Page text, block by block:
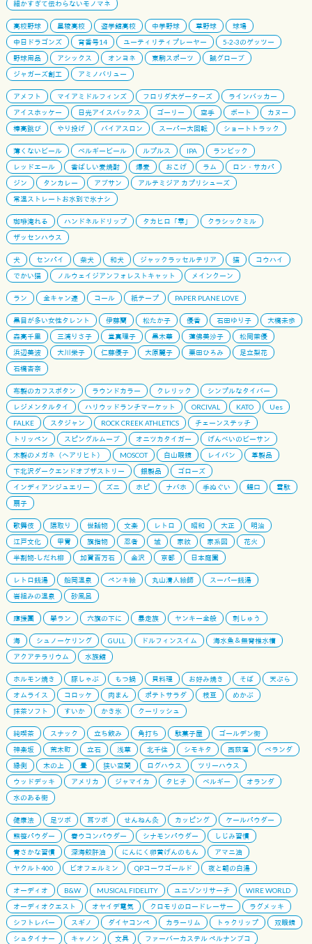
細かすぎて伝わらないモノマネ
高校野球 星稜高校 遊学館高校 中学野球 草野球
球場
中日ドラゴンズ
背番号14 ユーティリティプレーヤー
5-2-3のゲッツー
野球用品
アシックス オンヨネ 東駒スポーツ
誠グローブ
ジャガーズ創工
アミノバリュー
アメフト マイアミドルフィンズ フロリダ大ゲーターズ
ラインバッカー
アイスホッケー
日光アイスバックス ゴーリー 空手 ボート
カヌー
棒高跳び
やり投げ バイアスロン スーパー大回転 ショートトラック
薄くないビール ベルギービール ルプルス IPA
ランビック
レッドエール
香ばしい麦焼酎 爆麦 おこげ ラム
ロン・サカパ
ジン
タンカレー アブサン
アルテミジア カプリシューズ
常温ストレートお水別で氷ナシ
珈琲淹れる ハンドネルドリップ タカヒロ「雫」
クラシックミル
ザッセンハウス
犬 センパイ 柴犬 和犬 ジャックラッセルテリア 猫
コウハイ
でかい猫
ノルウェイジアンフォレストキャット メインクーン
ラン 全キャン連 コール 紙テープ PAPER PLANE LOVE
黒目が多い女性タレント 伊藤蘭 松たか子 優香 石田ゆり子
大橋未歩
森高千里
三浦りさ子 堂真理子 黒木華 蓮佛美沙子
松岡茉優
浜辺美波
大川栄子 仁藤優子 大原麗子 栗田ひろみ
足立梨花
石橋杏奈
布製のカフスボタン ラウンドカラー クレリック
シンプルなタイバー
レジメンタルタイ
ハリウッドランチマーケット ORCIVAL KATO
Ues
FALKE
スタジャン ROCK CREEK ATHLETICS
チェーンステッチ
トリッペン
スピングルムーブ オニツカタイガー
げんべいのビーサン
木製のメガネ（ヘアリヒト）
MOSCOT 白山眼鏡 レイバン
革製品
下北沢ダークエンドオブザストリー
銀製品
ゴローズ
インディアンジュエリー
ズニ ホピ ナバホ 手ぬぐい 鯉口
雪駄
扇子
歌舞伎 隈取り 世話物 文楽 レトロ 昭和 大正
明治
江戸文化
甲冑 旗指物 忍者 城 家紋 家系図
花火
半割物-しだれ柳
加賀百万石 金沢 京都 日本庭園
レトロ銭湯 船岡温泉 ペンキ絵 丸山清人絵師
スーパー銭湯
岩組みの温泉
砂風呂
應援團 學ラン 六旗の下に 暴走族 ヤンキー全般 刺しゅう
海 シュノーケリング GULL ドルフィンスイム
海水魚＆無脊椎水槽
アクアテラリウム
水族館
ホルモン焼き 豚しゃぶ もつ鍋 貝料理 お好み焼き そば
天ぷら
オムライス
コロッケ 肉まん ポテトサラダ 枝豆
めかぶ
抹茶ソフト
すいか かき氷 クーリッシュ
純喫茶 スナック 立ち飲み 角打ち 駄菓子屋
ゴールデン街
神楽坂
荒木町 立石 浅草 北千住 シモキタ 西荻窪
ベランダ
縁側
木の上 畳 狭い空間 ログハウス
ツリーハウス
ウッドデッキ
アメリカ ジャマイカ タヒチ ベルギー
オランダ
水のある街
健康法 足ツボ 耳ツボ せんねん灸 カッピング
ケールパウダー
熊笹パウダー
春ウコンパウダー シナモンパウダー
しじみ習慣
青さかな習慣
深海鮫肝油 にんにく卵黄げんのもん
アマニ油
ヤクルト400
ビオフェルミン QPコーワゴールド 夜と朝の白湯
オーディオ B&W MUSICAL FIDELITY ユニゾンリサーチ
WIRE WORLD
オーディオクエスト
オヤイデ電気 クロモリのロードレーサー
ラグメッキ
シフトレバー
スギノ ダイヤコンペ カラーリム トゥクリップ
双眼鏡
シュタイナー
キャノン 文具 ファーバーカステル ペルナンブコ